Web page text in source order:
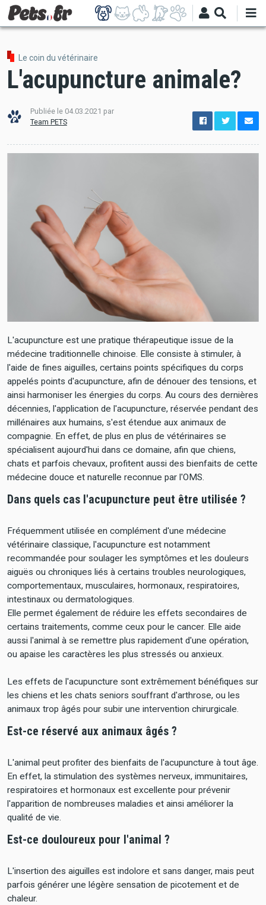
Aller
au
contenu
Le coin du vétérinaire
L'acupuncture animale?
Publiée le 04.03.2021 par
Team PETS
configuration
L'acupuncture est une pratique thérapeutique issue de la
médecine traditionnelle chinoise. Elle consiste à stimuler, à
l'aide de fines aiguilles, certains points spécifiques du corps
appelés points d'acupuncture, afin de dénouer des tensions, et
ainsi harmoniser les énergies du corps. Au cours des dernières
décennies, l'application de l'acupuncture, réservée pendant des
millénaires aux humains, s'est étendue aux animaux de
compagnie. En effet, de plus en plus de vétérinaires se
spécialisent aujourd'hui dans ce domaine, afin que chiens,
chats et parfois chevaux, profitent aussi des bienfaits de cette
médecine douce et naturelle reconnue par l'OMS.
Dans quels cas l'acupuncture peut être utilisée ?
Fréquemment utilisée en complément d'une médecine
vétérinaire classique, l'acupuncture est notamment
recommandée pour soulager les symptômes et les douleurs
aiguës ou chroniques liés à certains troubles neurologiques,
comportementaux, musculaires, hormonaux, respiratoires,
intestinaux ou dermatologiques.
Elle permet également de réduire les effets secondaires de
certains traitements, comme ceux pour le cancer. Elle aide
aussi l'animal à se remettre plus rapidement d'une opération,
ou apaise les caractères les plus stressés ou anxieux.
Les effets de l'acupuncture sont extrêmement bénéfiques sur
les chiens et les chats seniors souffrant d'arthrose, ou les
animaux trop âgés pour subir une intervention chirurgicale.
Est-ce réservé aux animaux âgés ?
L'animal peut profiter des bienfaits de l'acupuncture à tout âge.
En effet, la stimulation des systèmes nerveux, immunitaires,
respiratoires et hormonaux est excellente pour prévenir
l'apparition de nombreuses maladies et ainsi améliorer la
qualité de vie.
Est-ce douloureux pour l'animal ?
L'insertion des aiguilles est indolore et sans danger, mais peut
parfois générer une légère sensation de picotement et de
chaleur.